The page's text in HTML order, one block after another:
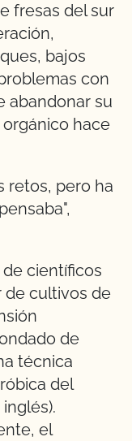
fresas del sur
bajos
con
abandonar su
hace
retos, pero ha
científicos
de cultivos de
de
técnica
del
el